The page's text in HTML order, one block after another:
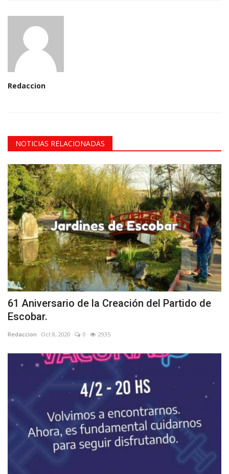
Redaccion
NOTICIAS RELACIONADAS
61 Aniversario de la Creación del Partido de
Escobar.
Redaccion Oct 8, 2020 0 2935